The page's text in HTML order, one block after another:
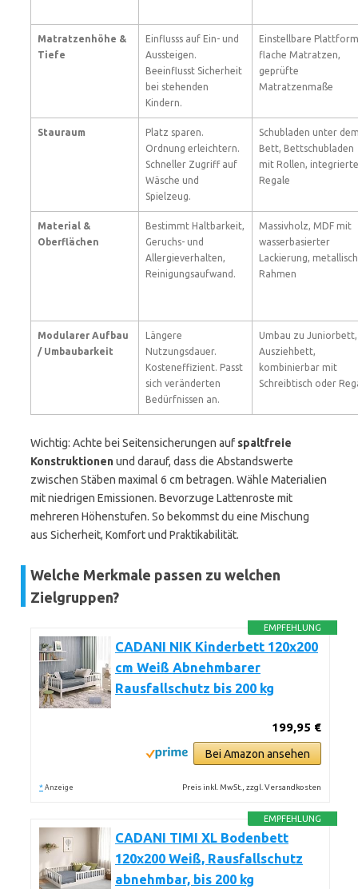
Matratzenhöhe &
Tiefe
Einflusss auf Ein- und
Aussteigen.
Beeinflusst Sicherheit
bei stehenden
Kindern.
Einstellbare
flache Matratzen,
geprüfte
Matratzenmaße
Stauraum
Platz sparen.
Ordnung erleichtern.
Schneller Zugriff auf
Wäsche und
Spielzeug.
Schubladen unter
Bett, Bettschubladen
mit Rollen, integrierte
Regale
Material &
Oberflächen
Bestimmt Haltbarkeit,
Geruchs- und
Allergieverhalten,
Reinigungsaufwand.
Massivholz, MDF mit
wasserbasierter
Lackierung,
Rahmen
Modularer Aufbau
/ Umbaubarkeit
Längere
Nutzungsdauer.
Kosteneffizient. Passt
sich veränderten
Bedürfnissen an.
Umbau zu Juniorbett,
Ausziehbett,
kombinierbar mit
Schreibtisch oder
Wichtig: Achte bei Seitensicherungen auf spaltfreie
Konstruktionenund darauf, dass die Abstandswerte
zwischen Stäben maximal 6 cm betragen. Wähle Materialien
mit niedrigen Emissionen. Bevorzuge Lattenroste mit
mehreren Höhenstufen. So bekommst du eine Mischung
aus Sicherheit, Komfort und Praktikabilität.
Welche Merkmale passen zu welchen
Zielgruppen?
EMPFEHLUNG
CADANI NIK Kinderbett 120x200
cm Weiß Abnehmbarer
Rausfallschutz bis 200 kg
199,95 €
Bei Amazon ansehen
* Anzeige Preis inkl. MwSt., zzgl. Versandkosten
EMPFEHLUNG
CADANI TIMI XL Bodenbett
120x200 Weiß, Rausfallschutz
abnehmbar, bis 200 kg